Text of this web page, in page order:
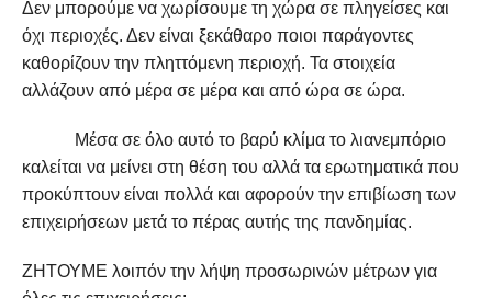
Δεν μπορούμε να χωρίσουμε τη χώρα σε πληγείσες και
όχι περιοχές. Δεν είναι ξεκάθαρο ποιοι παράγοντες
καθορίζουν την πληττόμενη περιοχή. Τα στοιχεία
αλλάζουν από μέρα σε μέρα και από ώρα σε ώρα.
Μέσα σε όλο αυτό το βαρύ κλίμα το λιανεμπόριο
καλείται να μείνει στη θέση του αλλά τα ερωτηματικά που
προκύπτουν είναι πολλά και αφορούν την επιβίωση των
επιχειρήσεων μετά το πέρας αυτής της πανδημίας.
ΖΗΤΟΥΜΕ λοιπόν την λήψη προσωρινών μέτρων για